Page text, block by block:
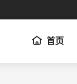
首页